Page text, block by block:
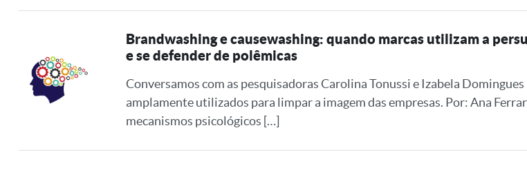
Brandwashing e causewashing: quando marcas utilizam a
e se defender de polêmicas
Conversamos com as pesquisadoras Carolina Tonussi e Izabela
amplamente utilizados para limpar a imagem das empresas. Por: Ana
mecanismos psicológicos […]